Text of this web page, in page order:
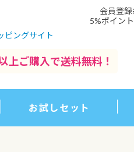
会員登録
5%ポイン
ピングサイト
上ご購入で送料無料！
お試しセット